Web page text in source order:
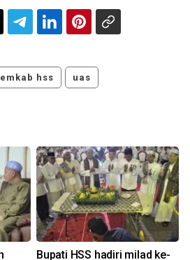
hss uas
Bupati HSS hadiri milad ke-